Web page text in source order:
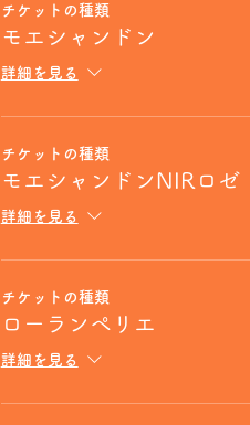
チケットの種類
モエシャンドン
詳細を見る
チケットの種類
モエシャンドンNIRロゼ
詳細を見る
チケットの種類
ローランペリエ
詳細を見る